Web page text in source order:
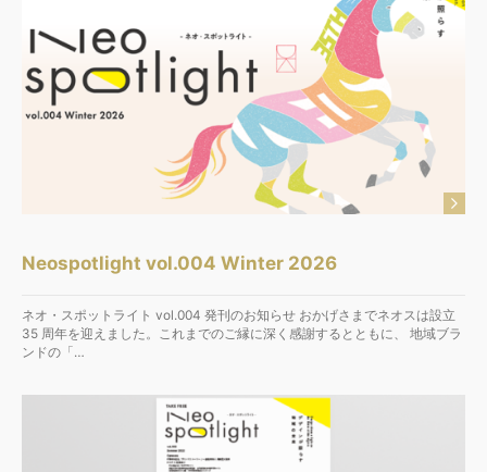
Neospotlight vol.004 Winter 2026
ネオ・スポットライト vol.004 発刊のお知らせ おかげさまでネオスは設立
35 周年を迎えました。これまでのご縁に深く感謝するとともに、 地域ブラ
ンドの「…